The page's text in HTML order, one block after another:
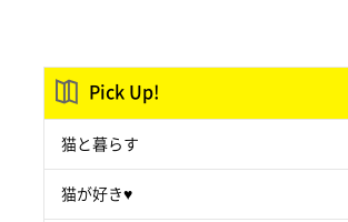
Pick Up!
猫と暮らす
猫が好き♥